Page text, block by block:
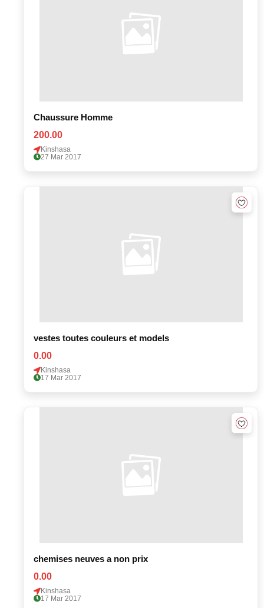
Chaussure Homme
200.00
Kinshasa
27 Mar 2017
vestes toutes couleurs et models
0.00
Kinshasa
17 Mar 2017
chemises neuves a non prix
0.00
Kinshasa
17 Mar 2017